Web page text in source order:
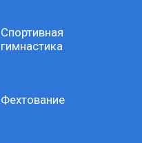
Спортивная
гимнастика
Фехтование